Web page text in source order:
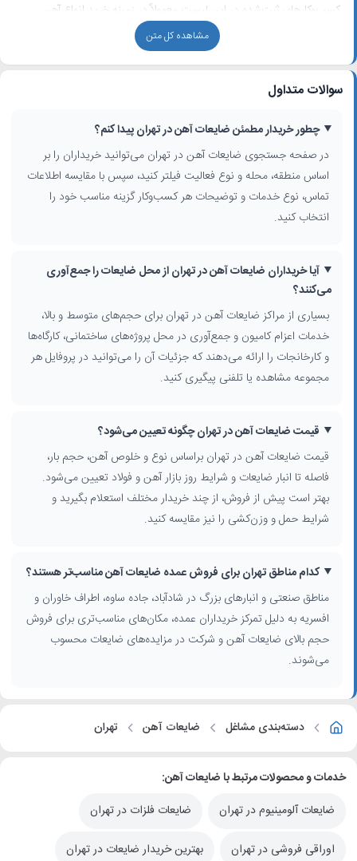
کسب‌وکارهای ثبت‌شده در این لیست معمولاً در زمینه خرید انواع آهن
اسقاطی، اسکلت و آرماتور قدیمی ساختمان، ضایعات کارگاه‌ها و کارخانجات و
همچنین بازیافت آهن و سایر فلزات مانند مس و آلومینیوم فعالیت دارند.
بسیاری از این خریداران ضایعات آهن در تهران، امکان اعزام کامیون و
جرثقیل، حمل و نقل ضایعات آهن
را فراهم می‌کنند.
چطور بهترین مرکز ضایعات آهن در تهران را انتخاب کنیم؟
برای انتخاب مناسب‌ترینمرکز خرید ضایعات آهن تهران ، می‌توانید با استفاده
از فیلترهای جستجو مانند استان، شهر، محدوده شهر، منطقه، محله، فعالیت
شغلی و گزینه «جستجوی اطراف من» نتایج را دقیق‌تر کنید. مقایسه نوع
فعالیت (خریدار ضایعات، مرکز بازیافت، انبار ضایعات)، محدوده پوشش‌دهی و
بررسی نوع ضایعات قابل خرید (آهن کهنه، تیرآهن، میلگرد، ورق، ضایعات فلزی
ترکیبی)
امکان جمع‌آوری در محل پروژه‌های ساختمانی یا کارخانجات
تجربه مجموعه در بازیافت آهن اسقاطی و همکاری با صنایع پایین‌دستی
قیمت روز و مزایده ضایعات آهن در تهران
بزرگ در مناطق صنعتی مانند شادآباد، جاده ساوه و اطراف بزرگراه‌های اصلی،
برای حجم‌های عمده، مزایده ضایعات آهن برگزار می‌کنند یا قیمت رقابتی‌تری
ارائه می‌دهند. پیش از فروش، بهتر است با چند خریدار تماس بگیرید و علاوه
بر قیمت، شرایط وزن‌کشی، حمل و نحوه تسویه را نیز مقایسه کنید.
نکات مهم برای افزایش سود از فروش ضایعات آهن
از مس، آلومینیوم و استیل باعث شفاف شدن وزن خالص و افزایش قیمت
پیشنهادی می‌شود. همچنین تحویل ضایعات خشک و عاری از مصالح اضافی
مانند بتن و گچ، هزینه‌های جداسازی را برای خریدار کاهش داده و می‌تواند
در قیمت نهایی مؤثر باشد. همکاری با مراکز معتبر بازیافت به بهبود چرخه
محیط‌زیست شهری تهران نیز کمک می‌کند.
مشاهده کل متن
سوالات متداول
چطور خریدار مطمئن ضایعات آهن در تهران پیدا کنم؟
در صفحه جستجوی ضایعات آهن در تهران می‌توانید خریداران را بر
اساس منطقه، محله و نوع فعالیت فیلتر کنید، سپس با مقایسه اطلاعات
تماس، نوع خدمات و توضیحات هر کسب‌وکار گزینه مناسب خود را
انتخاب کنید.
آیا خریداران ضایعات آهن در تهران از محل ضایعات را جمع‌آوری
می‌کنند؟
بسیاری از مراکز ضایعات آهن در تهران برای حجم‌های متوسط و بالا،
خدمات اعزام کامیون و جمع‌آوری در محل پروژه‌های ساختمانی، کارگاه‌ها
و کارخانجات را ارائه می‌دهند که جزئیات آن را می‌توانید در پروفایل هر
مجموعه مشاهده یا تلفنی پیگیری کنید.
قیمت ضایعات آهن در تهران چگونه تعیین می‌شود؟
قیمت ضایعات آهن در تهران براساس نوع و خلوص آهن، حجم بار،
فاصله تا انبار ضایعات و شرایط روز بازار آهن و فولاد تعیین می‌شود.
بهتر است پیش از فروش، از چند خریدار مختلف استعلام بگیرید و
شرایط حمل و وزن‌کشی را نیز مقایسه کنید.
کدام مناطق تهران برای فروش عمده ضایعات آهن مناسب‌تر هستند؟
مناطق صنعتی و انبارهای بزرگ در شادآباد، جاده ساوه، اطراف خاوران و
افسریه به دلیل تمرکز خریداران عمده، مکان‌های مناسب‌تری برای فروش
حجم بالای ضایعات آهن و شرکت در مزایده‌های ضایعات محسوب
می‌شوند.
دسته‌بندی مشاغل ضایعات آهن تهران
خدمات و محصولات مرتبط با ضایعات آهن:
ضایعات آلومینیوم در تهران
ضایعات فلزات در تهران
اوراقی فروشی در تهران بهترین خریدار ضایعات در تهران